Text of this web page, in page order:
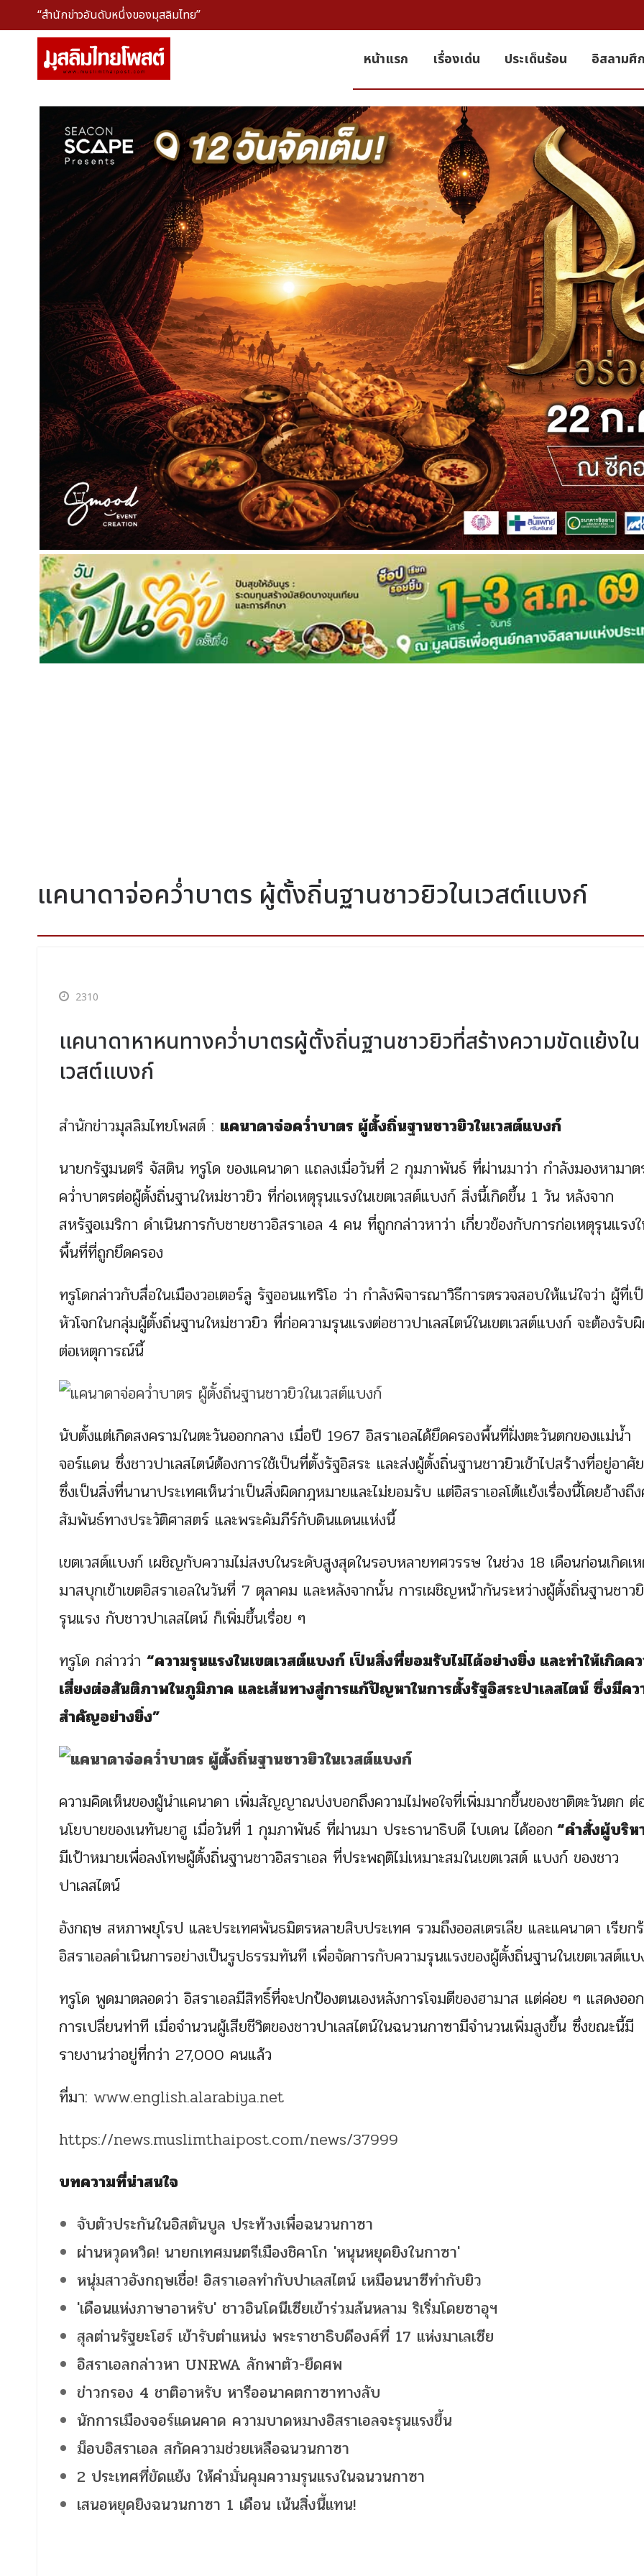
“สำนักข่าวอันดับหนึ่งของมุสลิมไทย”
หน้าแรก เรื่องเด่น ประเด็นร้อน อิสลามศึ
แคนาดาจ่อคว่ำบาตร ผู้ตั้งถิ่นฐานชาวยิวในเวสต์แบงก์
2310
แคนาดาหาหนทางคว่ำบาตรผู้ตั้งถิ่นฐานชาวยิวที่สร้างความขัดแย้งใน
เวสต์แบงก์
สำนักข่าวมุสลิมไทยโพสต์ : แคนาดาจ่อคว่ำบาตร ผู้ตั้งถิ่นฐานชาวยิวในเวสต์แบงก์
นายกรัฐมนตรี จัสติน ทรูโด ของแคนาดา แถลงเมื่อวันที่ 2 กุมภาพันธ์ ที่ผ่านมาว่า กำลังมองหามาต
คว่ำบาตรต่อผู้ตั้งถิ่นฐานใหม่ชาวยิว ที่ก่อเหตุรุนแรงในเขตเวสต์แบงก์ สิ่งนี้เกิดขึ้น 1 วัน หลังจาก
สหรัฐอเมริกา ดำเนินการกับชายชาวอิสราเอล 4 คน ที่ถูกกล่าวหาว่า เกี่ยวข้องกับการก่อเหตุรุนแรง
พื้นที่ที่ถูกยึดครอง
ทรูโดกล่าวกับสื่อในเมืองวอเตอร์ลู รัฐออนแทริโอ ว่า กำลังพิจารณาวิธีการตรวจสอบให้แน่ใจว่า ผู้ที่เ
หัวโจกในกลุ่มผู้ตั้งถิ่นฐานใหม่ชาวยิว ที่ก่อความรุนแรงต่อชาวปาเลสไตน์ในเขตเวสต์แบงก์ จะต้องรับ
ต่อเหตุการณ์นี้
นับตั้งแต่เกิดสงครามในตะวันออกกลาง เมื่อปี 1967 อิสราเอลได้ยึดครองพื้นที่ฝั่งตะวันตกของแม่น้ำ
จอร์แดน ซึ่งชาวปาเลสไตน์ต้องการใช้เป็นที่ตั้งรัฐอิสระ และส่งผู้ตั้งถิ่นฐานชาวยิวเข้าไปสร้างที่อยู่อา
ซึ่งเป็นสิ่งที่นานาประเทศเห็นว่าเป็นสิ่งผิดกฎหมายและไม่ยอมรับ แต่อิสราเอลโต้แย้งเรื่องนี้โดยอ้างถึ
สัมพันธ์ทางประวัติศาสตร์ และพระคัมภีร์กับดินแดนแห่งนี้
เขตเวสต์แบงก์ เผชิญกับความไม่สงบในระดับสูงสุดในรอบหลายทศวรรษ ในช่วง 18 เดือนก่อนเกิดเ
มาสบุกเข้าเขตอิสราเอลในวันที่ 7 ตุลาคม และหลังจากนั้น การเผชิญหน้ากันระหว่างผู้ตั้งถิ่นฐานชาว
รุนแรง กับชาวปาเลสไตน์ ก็เพิ่มขึ้นเรื่อย ๆ
ทรูโด กล่าวว่า “ความรุนแรงในเขตเวสต์แบงก์ เป็นสิ่งที่ยอมรับไม่ได้อย่างยิ่ง และทำให้เกิดค
เสี่ยงต่อสันติภาพในภูมิภาค และเส้นทางสู่การแก้ปัญหาในการตั้งรัฐอิสระปาเลสไตน์ ซึ่งมีคว
สำคัญอย่างยิ่ง”
ความคิดเห็นของผู้นำแคนาดา เพิ่มสัญญาณบ่งบอกถึงความไม่พอใจที่เพิ่มมากขึ้นของชาติตะวันตก ต่
นโยบายของเนทันยาฮู เมื่อวันที่ 1 กุมภาพันธ์ ที่ผ่านมา ประธานาธิบดี ไบเดน ได้ออก “คำสั่งผู้บริห
มีเป้าหมายเพื่อลงโทษผู้ตั้งถิ่นฐานชาวอิสราเอล ที่ประพฤติไม่เหมาะสมในเขตเวสต์ แบงก์ ของชาว
ปาเลสไตน์
อังกฤษ สหภาพยุโรป และประเทศพันธมิตรหลายสิบประเทศ รวมถึงออสเตรเลีย และแคนาดา เรียก
อิสราเอลดำเนินการอย่างเป็นรูปธรรมทันที เพื่อจัดการกับความรุนแรงของผู้ตั้งถิ่นฐานในเขตเวสต์แ
ทรูโด พูดมาตลอดว่า อิสราเอลมีสิทธิ์ที่จะปกป้องตนเองหลังการโจมตีของฮามาส แต่ค่อย ๆ แสดงออ
การเปลี่ยนท่าที เมื่อจำนวนผู้เสียชีวิตของชาวปาเลสไตน์ในฉนวนกาซามีจำนวนเพิ่มสูงขึ้น ซึ่งขณะนี้มี
รายงานว่าอยู่ที่กว่า 27,000 คนแล้ว
ที่มา: www.english.alarabiya.net
https://news.muslimthaipost.com/news/37999
บทความที่น่าสนใจ
จับตัวประกันในอิสตันบูล ประท้วงเพื่อฉนวนกาซา
ผ่านหวุดหวิด! นายกเทศมนตรีเมืองชิคาโก 'หนุนหยุดยิงในกาซา'
หนุ่มสาวอังกฤษเชื่อ! อิสราเอลทำกับปาเลสไตน์ เหมือนนาซีทำกับยิว
'เดือนแห่งภาษาอาหรับ' ชาวอินโดนีเซียเข้าร่วมล้นหลาม ริเริ่มโดยซาอุฯ
สุลต่านรัฐยะโฮร์ เข้ารับตำแหน่ง พระราชาธิบดีองค์ที่ 17 แห่งมาเลเซีย
อิสราเอลกล่าวหา UNRWA ลักพาตัว-ยึดศพ
ข่าวกรอง 4 ชาติอาหรับ หารืออนาคตกาซาทางลับ
นักการเมืองจอร์แดนคาด ความบาดหมางอิสราเอลจะรุนแรงขึ้น
ม็อบอิสราเอล สกัดความช่วยเหลือฉนวนกาซา
2 ประเทศที่ขัดแย้ง ให้คำมั่นคุมความรุนแรงในฉนวนกาซา
เสนอหยุดยิงฉนวนกาซา 1 เดือน เน้นสิ่งนี้แทน!